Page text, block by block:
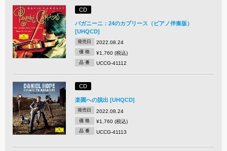
CD
パガニーニ：24のカプリース（ピアノ伴奏版）
[UHQCD]
発売日 2022.08.24
価 格 ¥1,760 (税込)
品 番 UCCG-41112
CD
楽園への脱出 [UHQCD]
発売日 2022.08.24
価 格 ¥1,760 (税込)
品 番 UCCG-41113